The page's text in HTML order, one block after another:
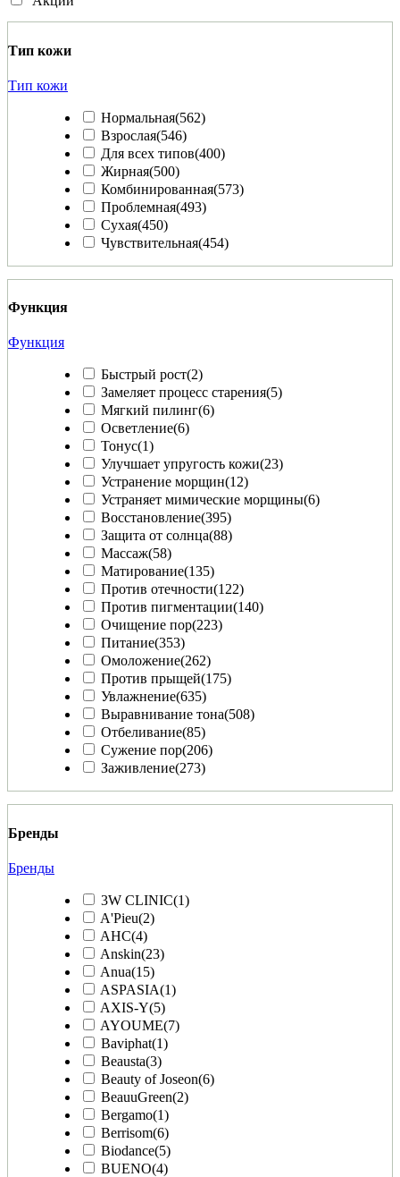
Тип кожи
Тип кожи
Нормальная(562)
Взрослая(546)
Для всех типов(400)
Жирная(500)
Комбинированная(573)
Проблемная(493)
Сухая(450)
Чувствительная(454)
Функция
Функция
Быстрый рост(2)
Замеляет процесс старения(5)
Мягкий пилинг(6)
Осветление(6)
Тонус(1)
Улучшает упругость кожи(23)
Устранение морщин(12)
Устраняет мимические морщины(6)
Восстановление(395)
Защита от солнца(88)
Массаж(58)
Матирование(135)
Против отечности(122)
Против пигментации(140)
Очищение пор(223)
Питание(353)
Омоложение(262)
Против прыщей(175)
Увлажнение(635)
Выравнивание тона(508)
Отбеливание(85)
Сужение пор(206)
Заживление(273)
Бренды
Бренды
3W CLINIC(1)
A'Pieu(2)
AHC(4)
Anskin(23)
Anua(15)
ASPASIA(1)
AXIS-Y(5)
AYOUME(7)
Baviphat(1)
Beausta(3)
Beauty of Joseon(6)
BeauuGreen(2)
Bergamo(1)
Berrisom(6)
Biodance(5)
BUENO(4)